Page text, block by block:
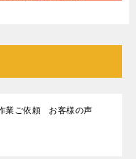
業ご依頼 お客様の声